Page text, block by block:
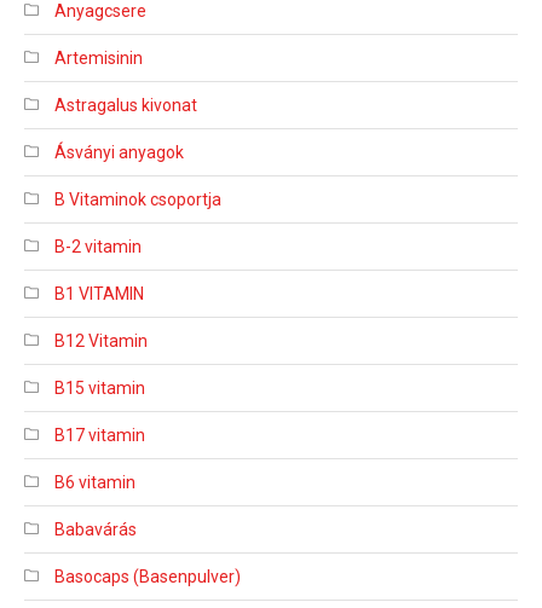
Anyagcsere
Artemisinin
Astragalus kivonat
Ásványi anyagok
B Vitaminok csoportja
B-2 vitamin
B1 VITAMIN
B12 Vitamin
B15 vitamin
B17 vitamin
B6 vitamin
Babavárás
Basocaps (Basenpulver)